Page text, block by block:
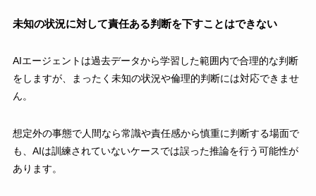
未知の状況に対して責任ある判断を下すことはできない
AIエージェントは過去データから学習した範囲内で合理的な判断
をしますが、まったく未知の状況や倫理的判断には対応できませ
ん。
想定外の事態で人間なら常識や責任感から慎重に判断する場面で
も、AIは訓練されていないケースでは誤った推論を行う可能性が
あります。